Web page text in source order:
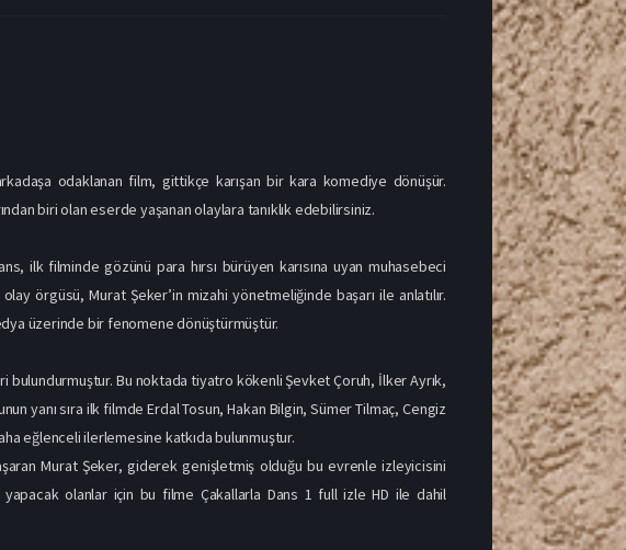
odaklanan film, gittikçe karışan bir kara komediye dönüşür.
biri olan eserde yaşanan olaylara tanıklık edebilirsiniz.
ilk filminde gözünü para hırsı bürüyen karısına uyan muhasebeci
örgüsü, Murat Şeker’in mizahi yönetmeliğinde başarı ile anlatılır.
üzerinde bir fenomene dönüştürmüştür.
bulundurmuştur. Bu noktada tiyatro kökenli Şevket Çoruh, İlker Ayrık,
yanı sıra ilk filmde Erdal Tosun, Hakan Bilgin, Sümer Tilmaç, Cengiz
eğlenceli ilerlemesine katkıda bulunmuştur.
Murat Şeker, giderek genişletmiş olduğu bu evrenle izleyicisini
olanlar için bu filme Çakallarla Dans 1 full izle HD ile dahil